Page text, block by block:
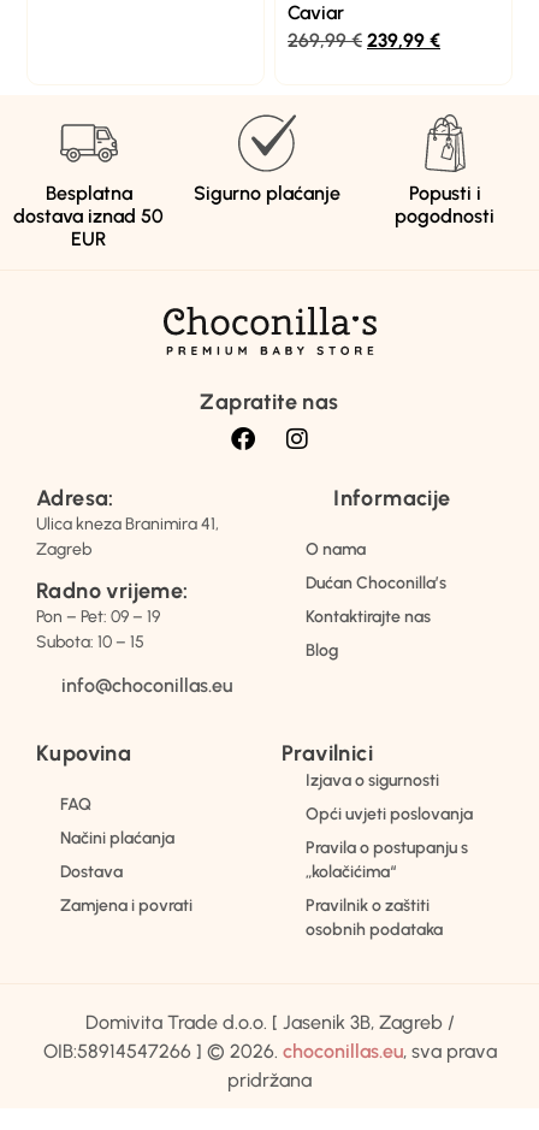
Caviar
269,99€ 239,99 €
Besplatna
dostava iznad 50
EUR
Sigurno plaćanje
Popusti i
pogodnosti
Zapratite nas
Adresa:
Ulica kneza Branimira 41,
Zagreb
Radno vrijeme:
Pon – Pet: 09 – 19
Subota: 10 – 15
info@choconillas.eu
Informacije
O nama
Dućan Choconilla’s
Kontaktirajte nas
Blog
Kupovina
FAQ
Načini plaćanja
Dostava
Zamjena i povrati
Pravilnici
Izjava o sigurnosti
Opći uvjeti poslovanja
Pravila o postupanju s
„kolačićima“
Pravilnik o zaštiti
osobnih podataka
Domivita Trade d.o.o. [ Jasenik 3B, Zagreb /
OIB:58914547266 ] © 2026. choconillas.eu, sva prava
pridržana